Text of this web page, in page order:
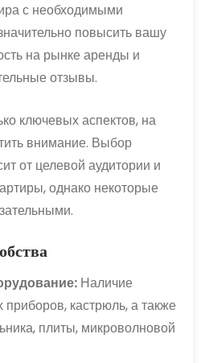
с необходимыми
повысить вашу
на рынке аренды и
отзывы.
ключевых аспектов, на
внимание. Выбор
от целевой аудитории и
однако некоторые
Наличие
приборов, кастрюль, а также
плиты, микроволновой